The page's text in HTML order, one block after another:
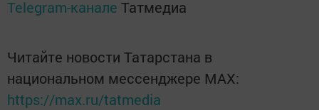
Telegram-канале Татмедиа
Читайте новости Татарстана в
национальном мессенджере MАХ:
https://max.ru/tatmedia